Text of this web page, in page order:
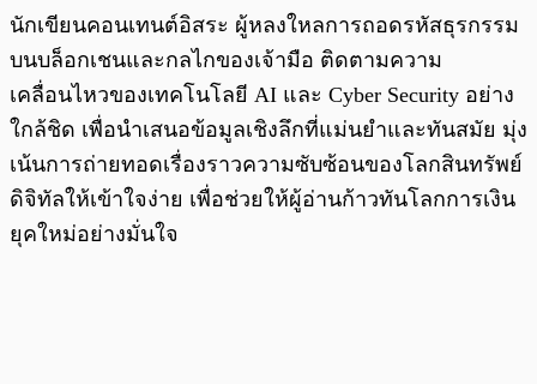
นักเขียนคอนเทนต์อิสระ ผู้หลงใหลการถอดรหัสธุรกรรม
บนบล็อกเชนและกลไกของเจ้ามือ ติดตามความ
เคลื่อนไหวของเทคโนโลยี AI และ Cyber Security อย่าง
ใกล้ชิด เพื่อนำเสนอข้อมูลเชิงลึกที่แม่นยำและทันสมัย มุ่ง
เน้นการถ่ายทอดเรื่องราวความซับซ้อนของโลกสินทรัพย์
ดิจิทัลให้เข้าใจง่าย เพื่อช่วยให้ผู้อ่านก้าวทันโลกการเงิน
ยุคใหม่อย่างมั่นใจ